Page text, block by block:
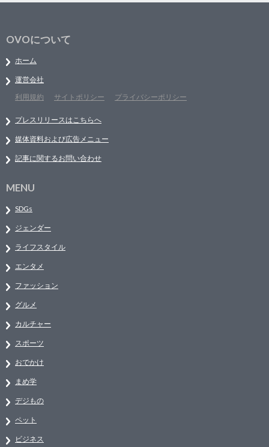
OVOについて
ホーム
運営会社
利用規約
サイトポリシー プライバシーポリシー
プレスリリースはこちらへ
媒体資料および広告メニュー
記事に関するお問い合わせ
MENU
SDGs
ジェンダー
ライフスタイル
エンタメ
ファッション
グルメ
カルチャー
スポーツ
おでかけ
まめ学
デジもの
ペット
ビジネス